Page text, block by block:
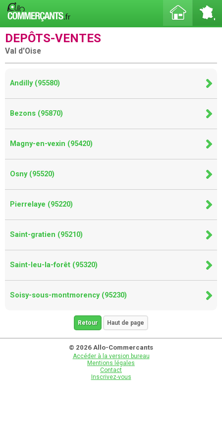
DEPÔTS-VENTES
Val d'Oise
Andilly (95580)
Bezons (95870)
Magny-en-vexin (95420)
Osny (95520)
Pierrelaye (95220)
Saint-gratien (95210)
Saint-leu-la-forêt (95320)
Soisy-sous-montmorency (95230)
Retour Haut de page
© 2026 Allo-Commercants
Accéder à la version bureau
Mentions légales
Contact
Inscrivez-vous